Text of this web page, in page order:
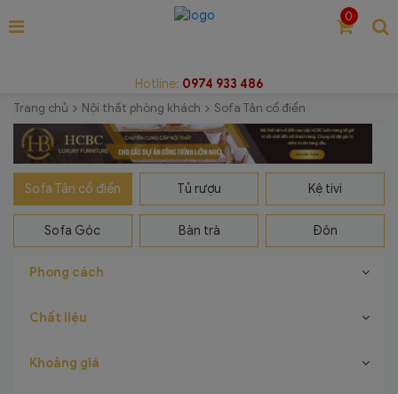
Hotline: 0974 933 486
0
Trang chủ Nội thất phòng khách Sofa Tân cổ điển
Sofa Tân cổ điển Tủ rượu Kệ tivi
Sofa Góc Bàn trà Đôn
Phong cách
Chất liệu
Khoảng giá